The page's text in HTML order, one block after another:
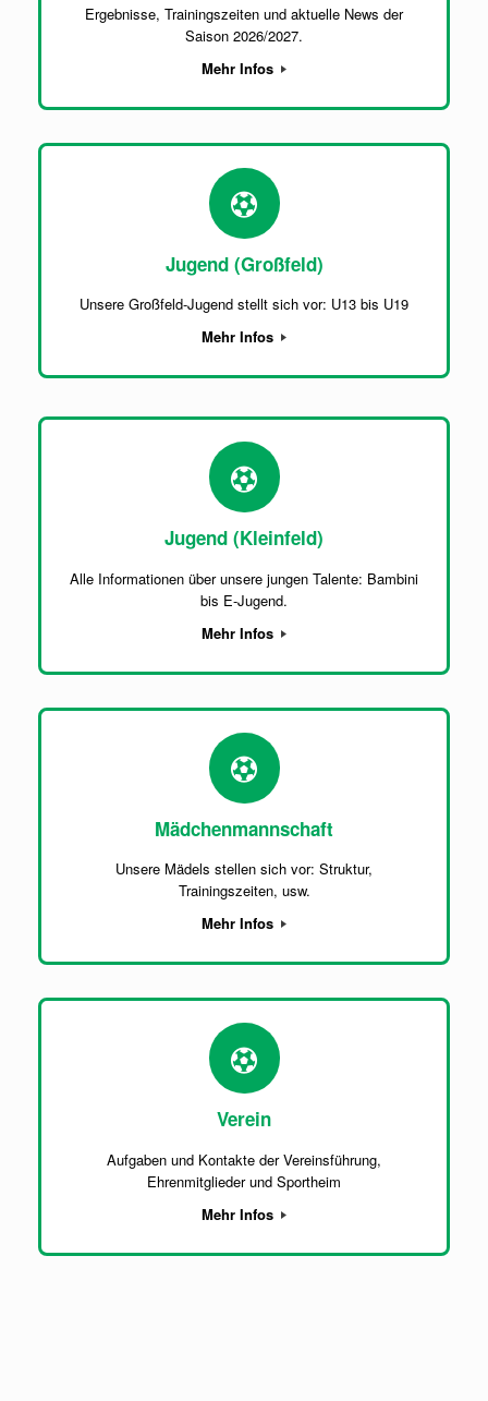
Ergebnisse, Trainingszeiten und aktuelle News der
Saison 2026/2027.
Mehr Infos
Jugend (Großfeld)
Unsere Großfeld-Jugend stellt sich vor: U13 bis U19
Mehr Infos
Jugend (Kleinfeld)
Alle Informationen über unsere jungen Talente: Bambini
bis E-Jugend.
Mehr Infos
Mädchenmannschaft
Unsere Mädels stellen sich vor: Struktur,
Trainingszeiten, usw.
Mehr Infos
Verein
Aufgaben und Kontakte der Vereinsführung,
Ehrenmitglieder und Sportheim
Mehr Infos